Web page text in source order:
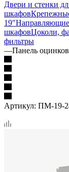
Двери и стенки
шкафов
19"
шкафовЦоколи,
фильтры
—Панель
Артикул: ПМ-19-